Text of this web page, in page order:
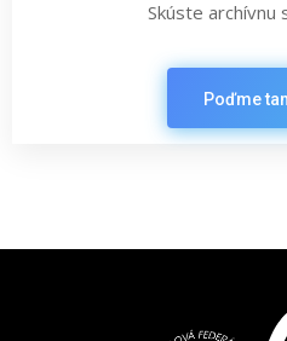
Skúste archívnu
Poďme